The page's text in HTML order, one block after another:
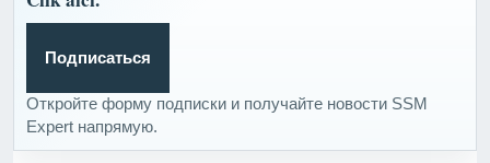
Подписаться
Откройте форму подписки и получайте новости SSM
Expert напрямую.